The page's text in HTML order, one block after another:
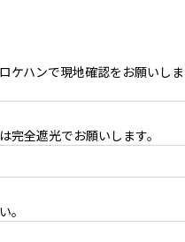
ケハンで現地確認をお願いしま
全遮光でお願いします。
。